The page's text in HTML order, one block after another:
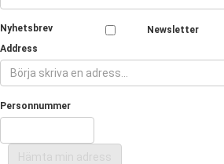
Nyhetsbrev
Newsletter
Address
Personnummer